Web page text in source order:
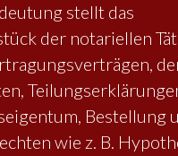
stellt das
der notariellen
Bestellung
wie z. B.